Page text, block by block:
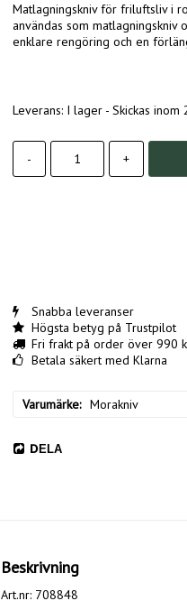
Matlagningskniv för friluftsliv i
användas som
enklare rengöring och en
Leverans: I lager - Skickas inom
- +
Snabba leveranser
Högsta betyg på Trustpilot
Fri frakt på order över 990
Betala säkert med Klarna
Varumärke Morakniv
DELA
Beskrivning
Art.nr: 708848